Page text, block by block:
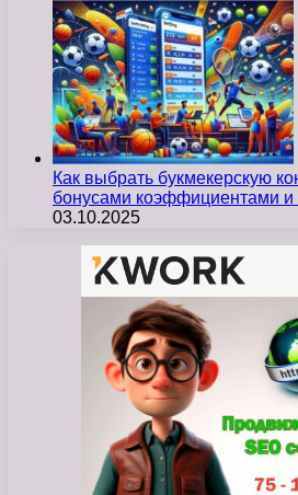
Как выбрать букмекерскую
бонусами коэффициентами
03.10.2025